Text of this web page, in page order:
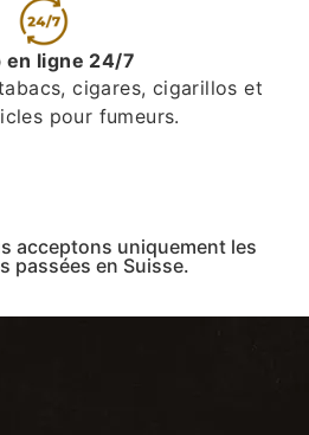
en ligne 24/7
cigares, cigarillos et
pour fumeurs.
acceptons uniquement les
passées en Suisse.